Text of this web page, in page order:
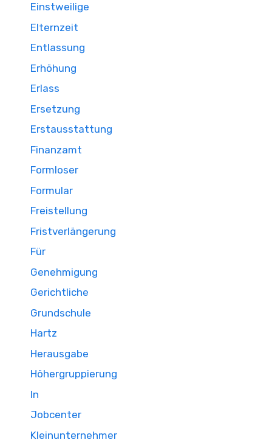
Einstweilige
Elternzeit
Entlassung
Erhöhung
Erlass
Ersetzung
Erstausstattung
Finanzamt
Formloser
Formular
Freistellung
Fristverlängerung
Für
Genehmigung
Gerichtliche
Grundschule
Hartz
Herausgabe
Höhergruppierung
In
Jobcenter
Kleinunternehmer